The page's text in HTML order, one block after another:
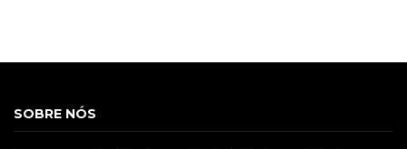
SOBRE NÓS